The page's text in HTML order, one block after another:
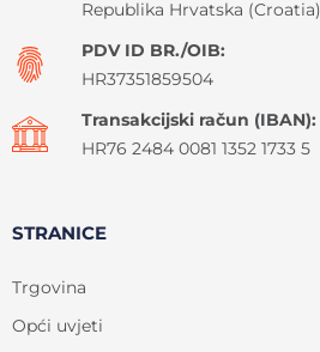
Republika Hrvatska (Croatia)
PDV ID BR./OIB:
HR37351859504
Transakcijski račun (IBAN):
HR76 2484 0081 1352 1733 5
STRANICE
Trgovina
Opći uvjeti